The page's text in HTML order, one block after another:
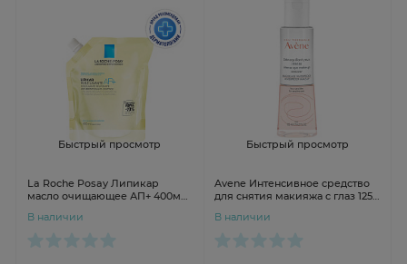
Быстрый просмотр
La Roche Posay Липикар
масло очищающее АП+ 400мл
В наличии
Быстрый просмотр
Avene Интенсивное средство
для снятия макияжа с глаз 125
В наличии